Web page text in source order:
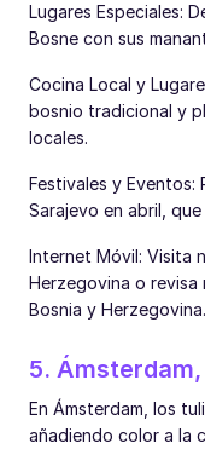
Lugares Especiales:
Bosne con sus
Cocina Local y
bosnio tradicional y
locales.
Festivales y Eventos:
Sarajevo en abril,
Internet Móvil: Visita
Herzegovina o revisa
Bosnia y Herzegovina.
5.
En Ámsterdam, los
añadiendo color a la